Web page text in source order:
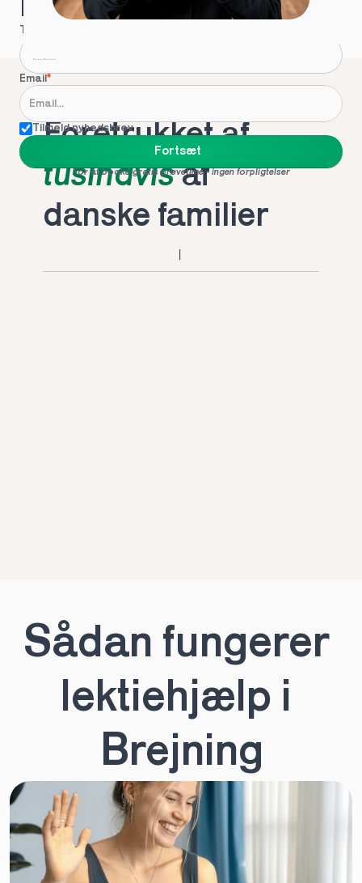
Hvordan kontakter vi dig?
Telefon
Email*
Tilmeld nyhedsbrev
Fortsæt
For at booke gratis prøvetime - ingen forpligtelser
Foretrukket af
tusindvis af
danske familier
Sådan fungerer
lektiehjælp i
Brejning